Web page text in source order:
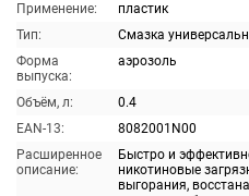
Применение:
пластик
Тип:
Смазка
Форма
выпуска:
аэрозоль
Объём, л:
0.4
EAN-13:
8082001N00
Расширенное
описание:
Быстро и
никотиновые
выгорания,